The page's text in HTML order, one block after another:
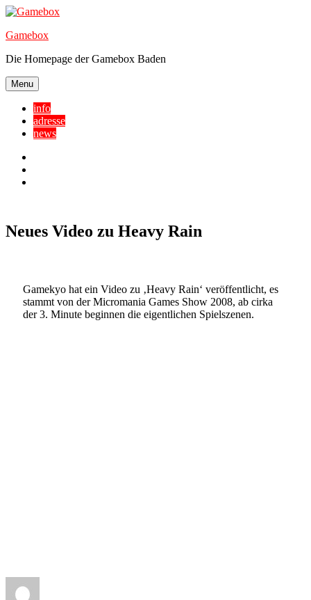
Skip
content
Gamebox
Die Homepage der Gamebox Baden
Menu
info
adresse
news
Neues Video zu Heavy Rain
Gamekyo hat ein Video zu ‚Heavy Rain‘ veröffentlicht, es
stammt von der Micromania Games Show 2008, ab cirka
der 3. Minute beginnen die eigentlichen Spielszenen.